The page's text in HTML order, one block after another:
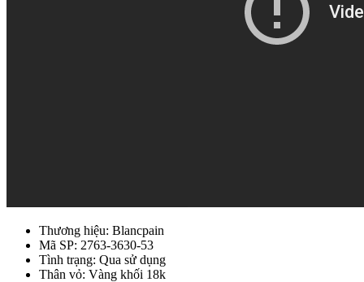
Thương hiệu: Blancpain
Mã SP: 2763-3630-53
Tình trạng: Qua sử dụng
Thân vỏ: Vàng khối 18k